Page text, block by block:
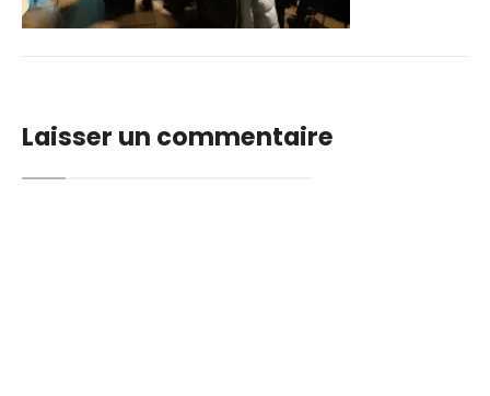
Laisser un commentaire